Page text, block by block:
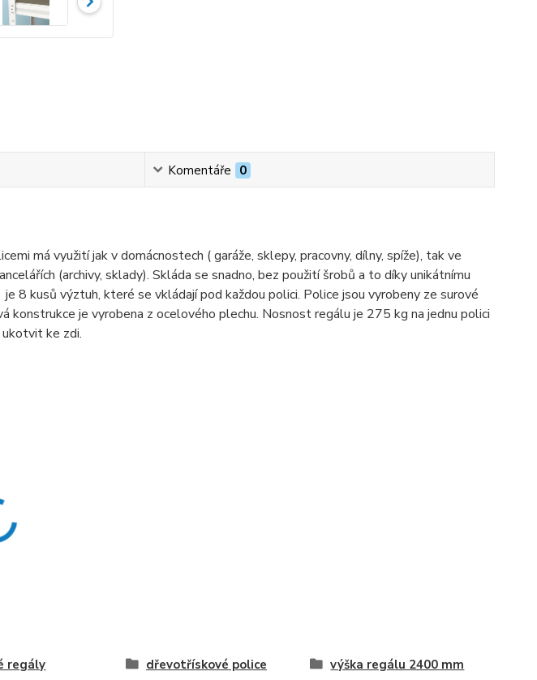
Komentáře 0
má využití jak v domácnostech ( garáže, sklepy, pracovny, dílny, spíže), tak ve
(archivy, sklady). Skláda se snadno, bez použití šrobů a to díky unikátnímu
8 kusů výztuh, které se vkládají pod každou polici. Police jsou vyrobeny ze surové
konstrukce je vyrobena z ocelového plechu. Nosnost regálu je 275 kg na jednu polici
ke zdi.
regály dřevotřískové police výška regálu 2400 mm